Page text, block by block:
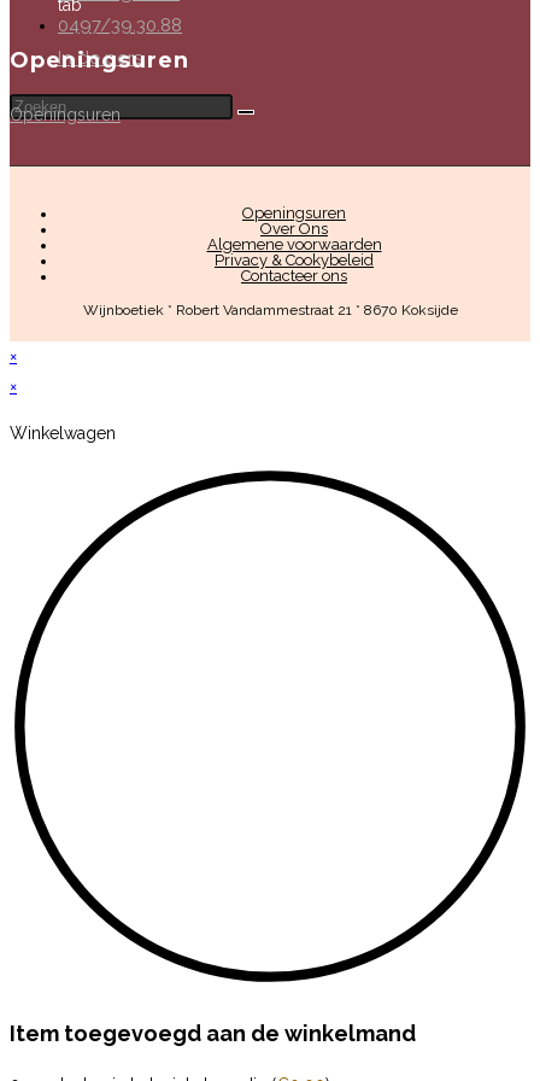
0497/39.30.88
In de pers
tab
Openingsuren
Openingsuren
Openingsuren
Over Ons
Algemene voorwaarden
Privacy & Cookybeleid
Contacteer ons
Wijnboetiek * Robert Vandammestraat 21 * 8670 Koksijde
×
×
Winkelwagen
Item toegevoegd aan de winkelmand